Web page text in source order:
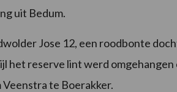
uit Bedum.
Jose 12, een roodbonte
het reserve lint werd omgehangen
Veenstra te Boerakker.